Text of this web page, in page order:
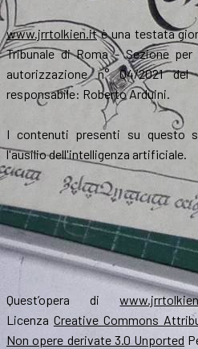
www.jrrtolkien.itè una testata
Tribunale di Roma - Sezione per
autorizzazione n° 04/2021
responsabile: Roberto Arduini.
I contenuti presenti su questo
l'ausilio dell'intelligenza artificiale.
Quest’opera di
Licenza Creative Commons
Non opere derivate 3.0 Unported